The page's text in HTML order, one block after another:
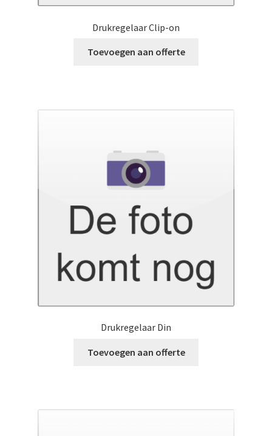
Drukregelaar Clip-on
Toevoegen aan offerte
Drukregelaar Din
Toevoegen aan offerte